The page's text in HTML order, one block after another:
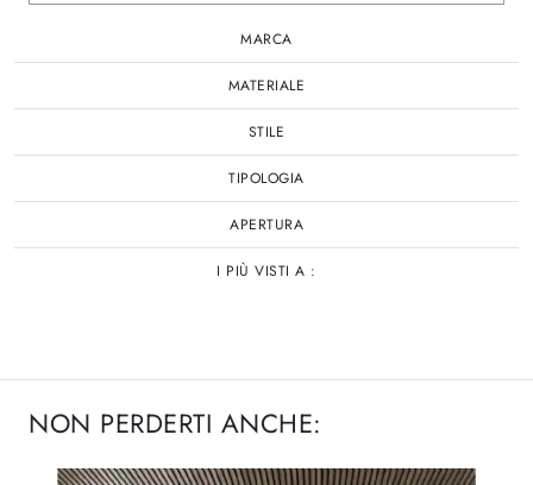
MARCA
MATERIALE
STILE
TIPOLOGIA
APERTURA
I PIÙ VISTI A :
NON PERDERTI ANCHE: